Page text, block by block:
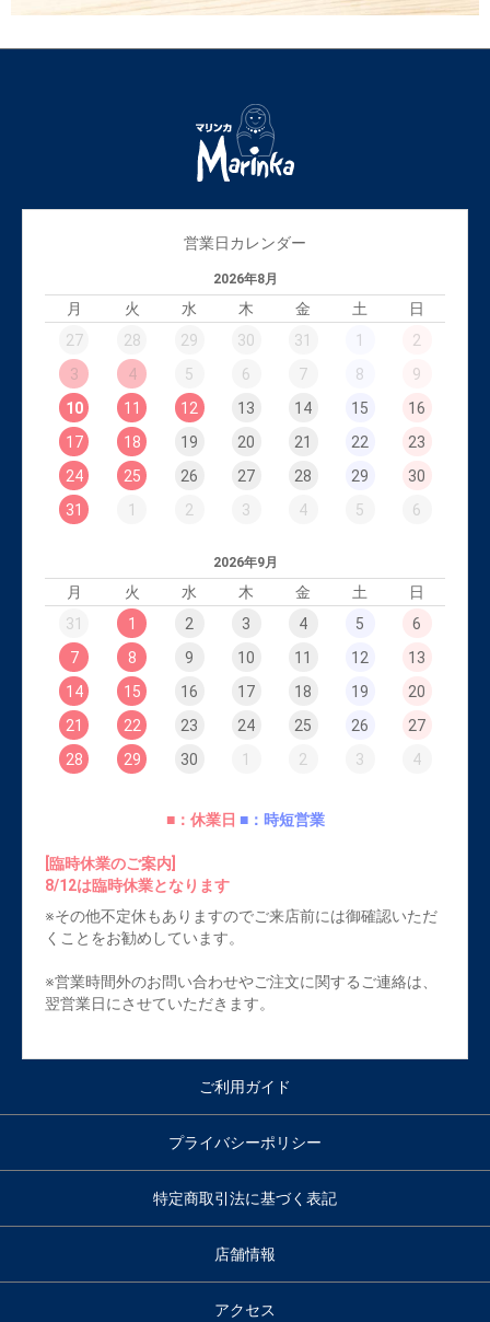
営業日カレンダー
2026年8月
月 火 水 木 金 土
日
27
28 29 30 31 1
2
3
4 5 6 7 8
9
10
11 12 13 14 15
16
17
18 19 20 21 22
23
24
25 26 27 28 29
30
31
1 2 3 4 5 6
2026年9月
月 火 水 木 金 土
日
31
1 2 3 4 5
6
7
8 9 10 11 12
13
14
15 16 17 18 19
20
21
22 23 24 25 26
27
28
29 30 1 2 3 4
■：休業日 ■：時短営業
[臨時休業のご案内]
8/12は臨時休業となります
※その他不定休もありますのでご来店前には御確認いただ
くことをお勧めしています。
※営業時間外のお問い合わせやご注文に関するご連絡は、
翌営業日にさせていただきます。
ご利用ガイド
プライバシーポリシー
特定商取引法に基づく表記
店舗情報
アクセス